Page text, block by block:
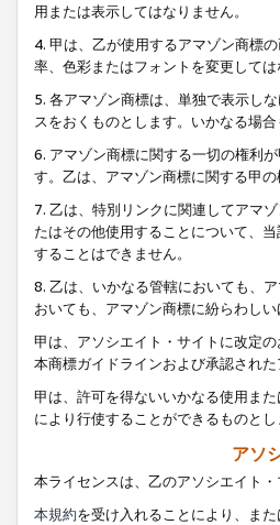
用または表示してはなりません。
4. 甲は、乙が使用するアマゾン商標
率、色彩またはフォントを変更して
5. 各アマゾン商標は、単独で表示し
スをおくものとします。いかなる場
6. アマゾン商標に関する一切の権利
す。乙は、アマゾン商標に関する甲
7. 乙は、特別リンクに関連してアマ
たはその他使用することについて、
することはできません。
8. 乙は、いかなる管轄においても、
おいても、アマゾン商標に紛らわし
甲は、アソシエイト・サイトに改定
本商標ガイドラインおよび承認され
甲は、許可を得ないいかなる使用ま
により行使することができるものとし
アソ
本ライセンスは、乙のアソシエイト
本規約を受け入れることにより、ま